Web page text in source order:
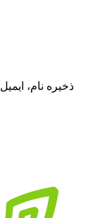
ذخیره نام،